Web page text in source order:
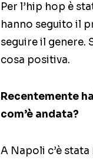
Per l’hip hop è
hanno seguito il
seguire il genere.
cosa positiva.
Recentemente
com’è andata?
A Napoli c’è